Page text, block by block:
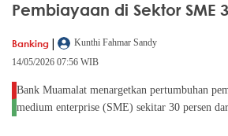
Pembiayaan di Sektor SME
Banking |
Kunthi Fahmar Sandy
14/05/2026 07:56 WIB
Bank Muamalat menargetkan pertumbuhan
medium enterprise (SME) sekitar 30 persen